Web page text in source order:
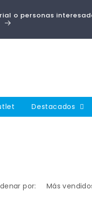
o personas
Destacados
por: